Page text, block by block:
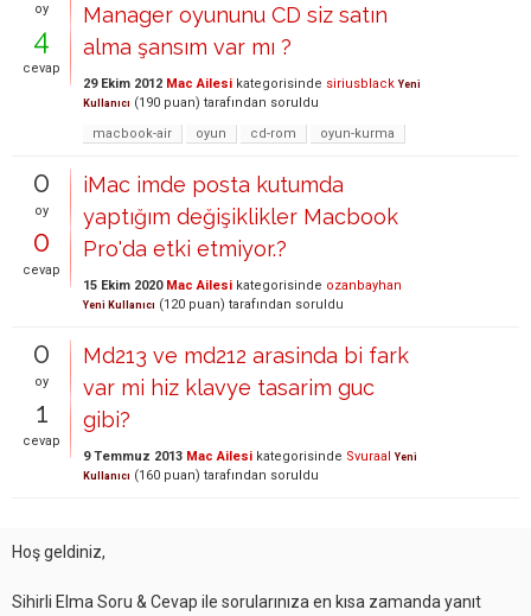
oy
4
cevap
Manager oyununu CD siz satın
alma şansım var mı ?
29 Ekim 2012 Mac Ailesi kategorisinde siriusblack Yeni
Kullanıcı (190 puan) tarafından soruldu
macbook-air
oyun cd-rom oyun-kurma
0
oy
0
cevap
iMac imde posta kutumda
yaptığım değişiklikler Macbook
Pro'da etki etmiyor.?
15 Ekim 2020 Mac Ailesi kategorisinde ozanbayhan
Yeni Kullanıcı (120 puan) tarafından soruldu
0
oy
1
cevap
Md213 ve md212 arasinda bi fark
var mi hiz klavye tasarim guc
gibi?
9 Temmuz 2013 Mac Ailesi kategorisinde Svuraal Yeni
Kullanıcı (160 puan) tarafından soruldu
Hoş geldiniz,
Sihirli Elma Soru & Cevap ile sorularınıza en kısa zamanda yanıt